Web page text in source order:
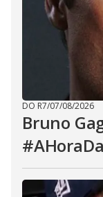
DO R7/07/08/2026
Bruno